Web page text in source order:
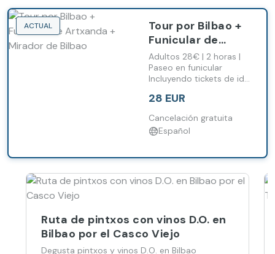
ACTUAL
Tour por Bilbao +
Funicular de
Artxanda +
Mirador de Bilbao
Adultos 28€ | 2 horas |
Paseo en funicular
Incluyendo tickets de ida
28 EUR
Cancelación gratuita
Español
Ruta de pintxos con vinos D.O. en
Bilbao por el Casco Viejo
Degusta pintxos y vinos D.O. en Bilbao